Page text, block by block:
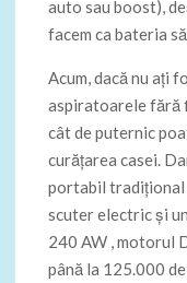
auto sau boost),
facem ca bateria
Acum, dacă nu ați
aspiratoarele fără
cât de puternic
curățarea casei.
portabil tradițional
scuter electric și
240 AW , motorul
până la 125.000